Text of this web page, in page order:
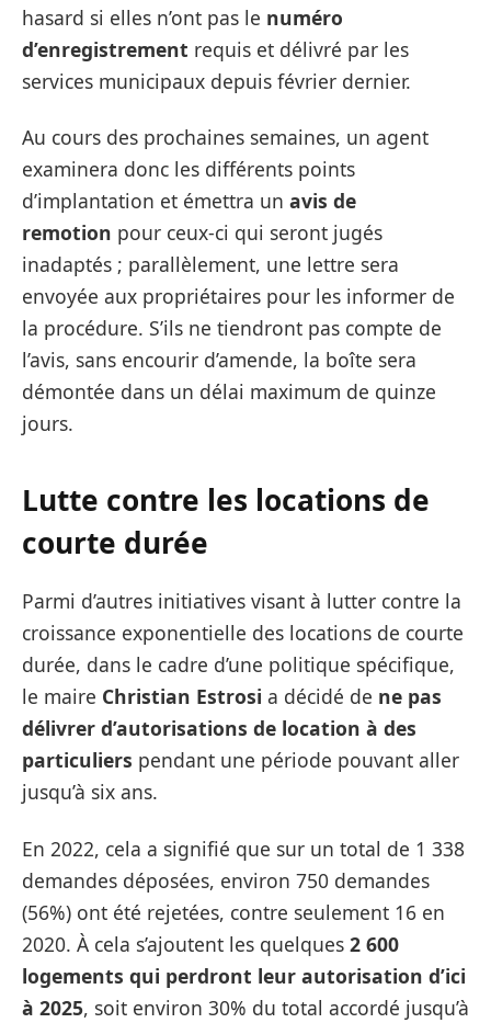
hasard si elles n’ont pas le numéro
d’enregistrement requis et délivré par les
services municipaux depuis février dernier.
Au cours des prochaines semaines, un agent
examinera donc les différents points
d’implantation et émettra un avis de
remotion pour ceux-ci qui seront jugés
inadaptés ; parallèlement, une lettre sera
envoyée aux propriétaires pour les informer de
la procédure. S’ils ne tiendront pas compte de
l’avis, sans encourir d’amende, la boîte sera
démontée dans un délai maximum de quinze
jours.
Lutte contre les locations de
courte durée
Parmi d’autres initiatives visant à lutter contre la
croissance exponentielle des locations de courte
durée, dans le cadre d’une politique spécifique,
le maire Christian Estrosi a décidé de ne pas
délivrer d’autorisations de location à des
particuliers pendant une période pouvant aller
jusqu’à six ans.
En 2022, cela a signifié que sur un total de 1 338
demandes déposées, environ 750 demandes
(56%) ont été rejetées, contre seulement 16 en
2020. À cela s’ajoutent les quelques 2 600
logements qui perdront leur autorisation d’ici
à 2025, soit environ 30% du total accordé jusqu’à